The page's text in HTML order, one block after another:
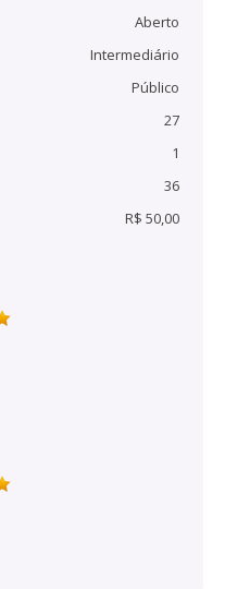
Aberto
Intermediário
Público
27
1
36
R$ 50,00